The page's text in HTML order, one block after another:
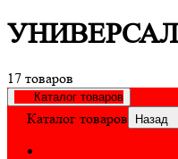
УНИВЕРСАЛ
17 товаров
Каталог товаров
Каталог товаров Назад